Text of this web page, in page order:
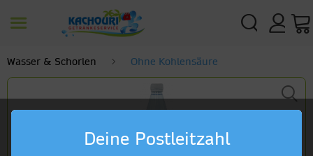
Wasser & Schorlen Ohne Kohlensäure
Deine Postleitzahl